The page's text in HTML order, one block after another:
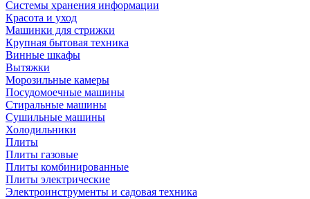
Системы хранения информации
Красота и уход
Машинки для стрижки
Крупная бытовая техника
Винные шкафы
Вытяжки
Морозильные камеры
Посудомоечные машины
Стиральные машины
Сушильные машины
Холодильники
Плиты
Плиты газовые
Плиты комбинированные
Плиты электрические
Электроинструменты и садовая техника